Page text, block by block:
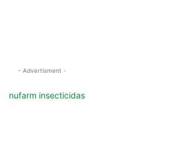
- Advertisment -